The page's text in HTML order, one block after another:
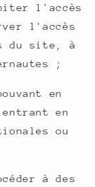
l'accès
l'accès
du site, à
;
en
en
ou
à des